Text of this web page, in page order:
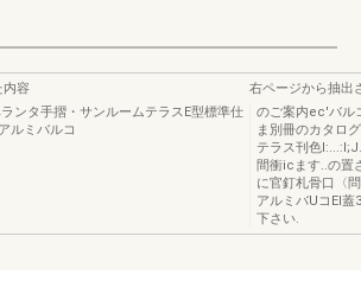
内容
ンタ手摺・サンルームテラスE型標準仕
ルミバルコ
右ページから抽出
のご案内ec'バル
ま別冊のカタロ
テラス刊色
間衝icます..の置
に官釘札骨口〈
アルミバUコEI蓋
下さい.